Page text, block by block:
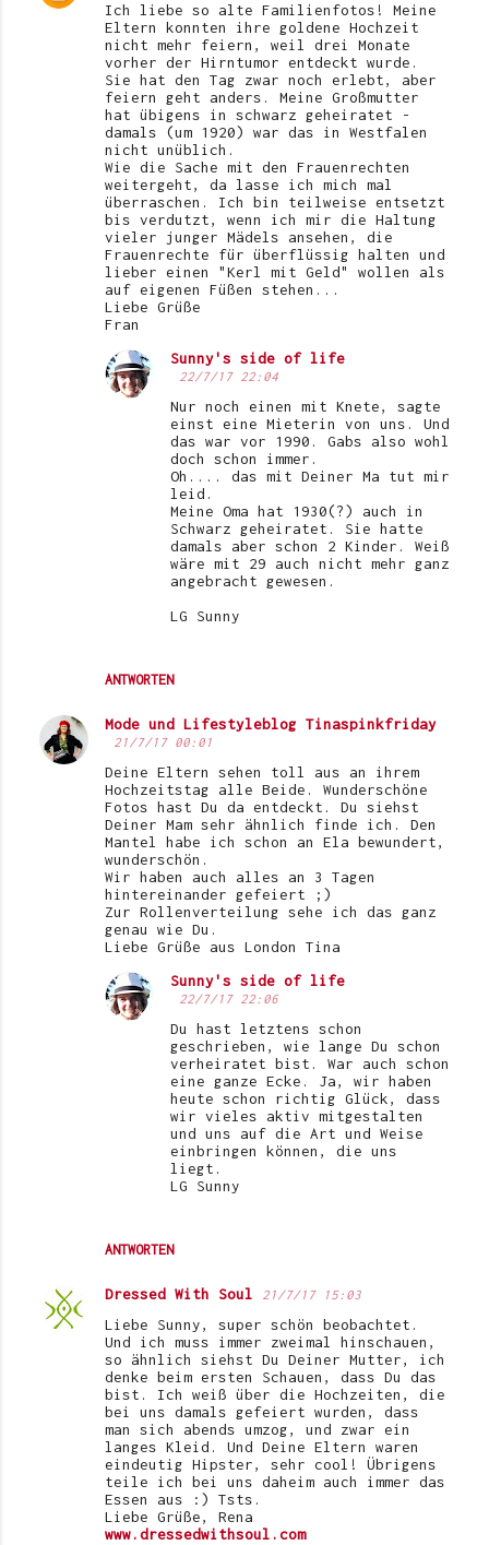
Ich liebe so alte Familienfotos! Meine
Eltern konnten ihre goldene Hochzeit
nicht mehr feiern, weil drei Monate
vorher der Hirntumor entdeckt wurde.
Sie hat den Tag zwar noch erlebt, aber
feiern geht anders. Meine Großmutter
hat übigens in schwarz geheiratet -
damals (um 1920) war das in Westfalen
nicht unüblich.
Wie die Sache mit den Frauenrechten
weitergeht, da lasse ich mich mal
überraschen. Ich bin teilweise entsetzt
bis verdutzt, wenn ich mir die Haltung
vieler junger Mädels ansehen, die
Frauenrechte für überflüssig halten und
lieber einen "Kerl mit Geld" wollen als
auf eigenen Füßen stehen...
Liebe Grüße
Fran
ANTWORTEN
Sunny's side of life
22/7/17 22:04
Nur noch einen mit Knete, sagte
einst eine Mieterin von uns. Und
das war vor 1990. Gabs also wohl
doch schon immer.
Oh.... das mit Deiner Ma tut mir
leid.
Meine Oma hat 1930(?) auch in
Schwarz geheiratet. Sie hatte
damals aber schon 2 Kinder. Weiß
wäre mit 29 auch nicht mehr ganz
angebracht gewesen.
LG Sunny
Mode und Lifestyleblog Tinaspinkfriday
21/7/17 00:01
Deine Eltern sehen toll aus an ihrem
Hochzeitstag alle Beide. Wunderschöne
Fotos hast Du da entdeckt. Du siehst
Deiner Mam sehr ähnlich finde ich. Den
Mantel habe ich schon an Ela bewundert,
wunderschön.
Wir haben auch alles an 3 Tagen
hintereinander gefeiert ;)
Zur Rollenverteilung sehe ich das ganz
genau wie Du.
Liebe Grüße aus London Tina
ANTWORTEN
Sunny's side of life
22/7/17 22:06
Du hast letztens schon
geschrieben, wie lange Du schon
verheiratet bist. War auch schon
eine ganze Ecke. Ja, wir haben
heute schon richtig Glück, dass
wir vieles aktiv mitgestalten
und uns auf die Art und Weise
einbringen können, die uns
liegt.
LG Sunny
Dressed With Soul 21/7/17 15:03
Liebe Sunny, super schön beobachtet.
Und ich muss immer zweimal hinschauen,
so ähnlich siehst Du Deiner Mutter, ich
denke beim ersten Schauen, dass Du das
bist. Ich weiß über die Hochzeiten, die
bei uns damals gefeiert wurden, dass
man sich abends umzog, und zwar ein
langes Kleid. Und Deine Eltern waren
eindeutig Hipster, sehr cool! Übrigens
teile ich bei uns daheim auch immer das
Essen aus :) Tsts.
Liebe Grüße, Rena
www.dressedwithsoul.com